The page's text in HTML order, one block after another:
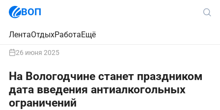
ВОП
ЛентаОтдыхРаботаЕщё
26 июня 2025
На Вологодчине станет праздником
дата введения антиалкогольных
ограничений